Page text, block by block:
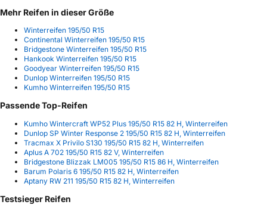
Mehr Reifen in dieser Größe
Winterreifen 195/50 R15
Continental Winterreifen 195/50 R15
Bridgestone Winterreifen 195/50 R15
Hankook Winterreifen 195/50 R15
Goodyear Winterreifen 195/50 R15
Dunlop Winterreifen 195/50 R15
Kumho Winterreifen 195/50 R15
Passende Top-Reifen
Kumho Wintercraft WP52 Plus 195/50 R15 82 H, Winterreifen
Dunlop SP Winter Response 2 195/50 R15 82 H, Winterreifen
Tracmax X Privilo S130 195/50 R15 82 H, Winterreifen
Aplus A 702 195/50 R15 82 V, Winterreifen
Bridgestone Blizzak LM005 195/50 R15 86 H, Winterreifen
Barum Polaris 6 195/50 R15 82 H, Winterreifen
Aptany RW 211 195/50 R15 82 H, Winterreifen
Testsieger Reifen